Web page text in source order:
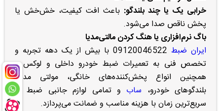
خرابی یک یا چند بلندگو: باعث افت کیفیت، خش‌خش یا
پخش ناقص صدا می‌شود.
باگ نرم‌افزاری یا هنگ کردن مالتی‌مدیا
ایران ضبط
09120046522 با بیش از یک دهه تجربه و
تخصص فنی به تعمیرات ضبط خودرو داخلی و لوکس و
همچنین انواع پخش‌کننده‌های خانگی، مولتی مدیا،
بلندگوهای خودرو، ساب و تمامی لوازم جانبی ضبط در
سریع‌ترین زمان با هزینه مناسب و ضمانت می‌پردازد.